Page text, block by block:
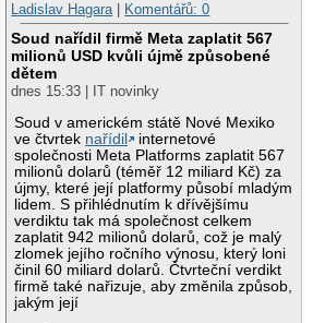
Ladislav Hagara| Komentářů: 0
Soud nařídil firmě Meta zaplatit 567
milionů USD kvůli újmě způsobené
dětem
dnes 15:33 | IT novinky
Soud v americkém státě Nové Mexiko
ve čtvrtek nařídil
internetové
společnosti Meta Platforms zaplatit 567
milionů dolarů (téměř 12 miliard Kč) za
újmy, které její platformy působí mladým
lidem. S přihlédnutím k dřívějšímu
verdiktu tak má společnost celkem
zaplatit 942 milionů dolarů, což je malý
zlomek jejího ročního výnosu, který loni
činil 60 miliard dolarů. Čtvrteční verdikt
firmě také nařizuje, aby změnila způsob,
jakým její